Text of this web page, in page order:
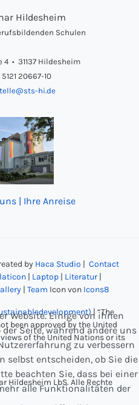
Hildesheim
Schulen
• 31137 Hildesheim
20667-10
hi.de
| Ihre Anreise
by Haca Studio | Contact
| Laptop | Literatur |
| Team Icon von Icons8
| “The
been approved by the United
of the United Nations or its
Hildesheim LbS. Alle Rechte
Website. Einige von ihnen
Seite, während andere uns
zu verbessern
selbst entscheiden, ob Sie die
beachten Sie, dass bei einer
alle Funktionalitäten der